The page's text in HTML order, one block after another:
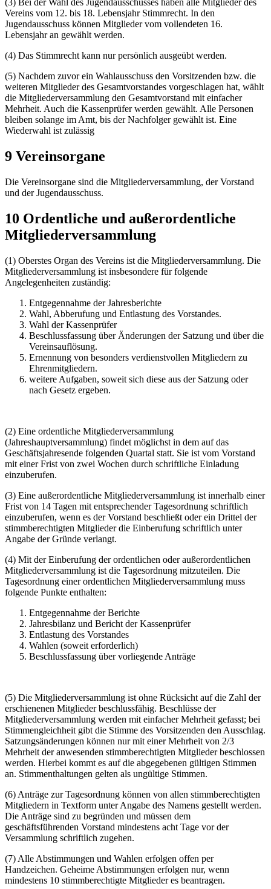
(3) Bei der Wahl des Jugendausschusses haben alle Mitglieder des
Vereins vom 12. bis 18. Lebensjahr Stimmrecht. In den
Jugendausschuss können Mitglieder vom vollendeten 16.
Lebensjahr an gewählt werden.
(4) Das Stimmrecht kann nur persönlich ausgeübt werden.
(5) Nachdem zuvor ein Wahlausschuss den Vorsitzenden bzw. die
weiteren Mitglieder des Gesamtvorstandes vorgeschlagen hat, wählt
die Mitgliederversammlung den Gesamtvorstand mit einfacher
Mehrheit. Auch die Kassenprüfer werden gewählt. Alle Personen
bleiben solange im Amt, bis der Nachfolger gewählt ist. Eine
Wiederwahl ist zulässig
9 Vereinsorgane
Die Vereinsorgane sind die Mitgliederversammlung, der Vorstand
und der Jugendausschuss.
10 Ordentliche und außerordentliche
Mitgliederversammlung
(1) Oberstes Organ des Vereins ist die Mitgliederversammlung. Die
Mitgliederversammlung ist insbesondere für folgende
Angelegenheiten zuständig:
Entgegennahme der Jahresberichte
Wahl, Abberufung und Entlastung des Vorstandes.
Wahl der Kassenprüfer
Beschlussfassung über Änderungen der Satzung und über die
Vereinsauflösung.
Ernennung von besonders verdienstvollen Mitgliedern zu
Ehrenmitgliedern.
weitere Aufgaben, soweit sich diese aus der Satzung oder
nach Gesetz ergeben.
(2) Eine ordentliche Mitgliederversammlung
(Jahreshauptversammlung) findet möglichst in dem auf das
Geschäftsjahresende folgenden Quartal statt. Sie ist vom Vorstand
mit einer Frist von zwei Wochen durch schriftliche Einladung
einzuberufen.
(3) Eine außerordentliche Mitgliederversammlung ist innerhalb einer
Frist von 14 Tagen mit entsprechender Tagesordnung schriftlich
einzuberufen, wenn es der Vorstand beschließt oder ein Drittel der
stimmberechtigten Mitglieder die Einberufung schriftlich unter
Angabe der Gründe verlangt.
(4) Mit der Einberufung der ordentlichen oder außerordentlichen
Mitgliederversammlung ist die Tagesordnung mitzuteilen. Die
Tagesordnung einer ordentlichen Mitgliederversammlung muss
folgende Punkte enthalten:
Entgegennahme der Berichte
Jahresbilanz und Bericht der Kassenprüfer
Entlastung des Vorstandes
Wahlen (soweit erforderlich)
Beschlussfassung über vorliegende Anträge
(5) Die Mitgliederversammlung ist ohne Rücksicht auf die Zahl der
erschienenen Mitglieder beschlussfähig. Beschlüsse der
Mitgliederversammlung werden mit einfacher Mehrheit gefasst; bei
Stimmengleichheit gibt die Stimme des Vorsitzenden den Ausschlag.
Satzungsänderungen können nur mit einer Mehrheit von 2/3
Mehrheit der anwesenden stimmberechtigten Mitglieder beschlossen
werden. Hierbei kommt es auf die abgegebenen gültigen Stimmen
an. Stimmenthaltungen gelten als ungültige Stimmen.
(6) Anträge zur Tagesordnung können von allen stimmberechtigten
Mitgliedern in Textform unter Angabe des Namens gestellt werden.
Die Anträge sind zu begründen und müssen dem
geschäftsführenden Vorstand mindestens acht Tage vor der
Versammlung schriftlich zugehen.
(7) Alle Abstimmungen und Wahlen erfolgen offen per
Handzeichen. Geheime Abstimmungen erfolgen nur, wenn
mindestens 10 stimmberechtigte Mitglieder es beantragen.